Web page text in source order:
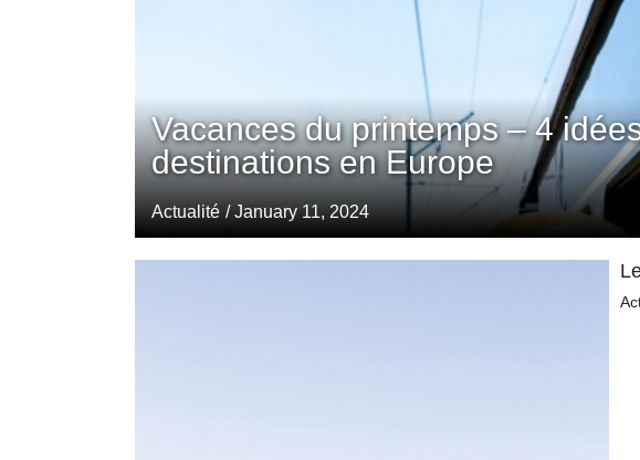
Vacances du printemps – 4
destinations en Europe
Actualité / January 11, 2024